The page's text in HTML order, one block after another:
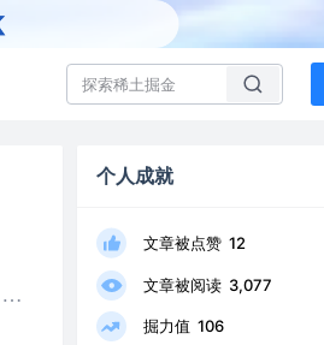
个人成就
文章被点赞 12
文章被阅读 3,077
掘力值 106